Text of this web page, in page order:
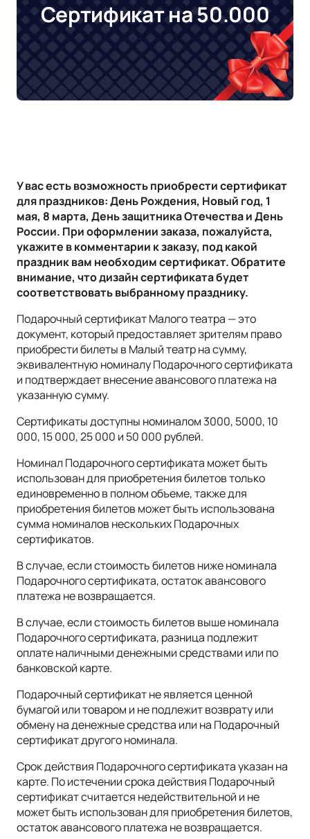
Сертификат на 50.000
У вас есть возможность приобрести сертификат
для праздников: День Рождения, Новый год, 1
мая, 8 марта, День защитника Отечества и День
России. При оформлении заказа, пожалуйста,
укажите в комментарии к заказу, под какой
праздник вам необходим сертификат. Обратите
внимание, что дизайн сертификата будет
соответствовать выбранному празднику.
Подарочный сертификат Малого театра — это
документ, который предоставляет зрителям право
приобрести билеты в Малый театр на сумму,
эквивалентную номиналу Подарочного сертификата
и подтверждает внесение авансового платежа на
указанную сумму.
Сертификаты доступны номиналом 3000, 5000, 10
000, 15 000, 25 000 и 50 000 рублей.
Номинал Подарочного сертификата может быть
использован для приобретения билетов только
единовременно в полном объеме, также для
приобретения билетов может быть использована
сумма номиналов нескольких Подарочных
сертификатов.
В случае, если стоимость билетов ниже номинала
Подарочного сертификата, остаток авансового
платежа не возвращается.
В случае, если стоимость билетов выше номинала
Подарочного сертификата, разница подлежит
оплате наличными денежными средствами или по
банковской карте.
Подарочный сертификат не является ценной
бумагой или товаром и не подлежит возврату или
обмену на денежные средства или на Подарочный
сертификат другого номинала.
Срок действия Подарочного сертификата указан на
карте. По истечении срока действия Подарочный
сертификат считается недействительной и не
может быть использован для приобретения билетов,
остаток авансового платежа не возвращается.